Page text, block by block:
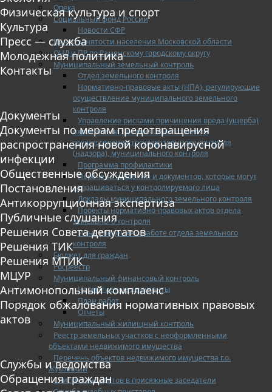
Опека
Социальный фонд России
Новости СФР
Центр занятости населения Московской области
ОНД и ПР по Раменскому городскому округу
Муниципальный земельный контроль
Отдел земельного контроля
Нормативно-правовые акты (НПА), регулирующие
осуществление муниципального земельного
контроля
Управление рисками причинения вреда (ущерба)
охраняемым законом ценностям при
осуществлении государственного контроля
(надзора), муниципального контроля
Программа профилактики
Перечень сведений и документов, которые могут
запрашиваться у контролируемого лица
Доклады муниципального земельного контроля
Проекты нормативно-правовых актов отдела
земельного контроля
Иные сведения о работе отдела земельного
контроля
Бюджет для граждан
Росреестр
Муниципальный финансовый контроль
Нормативные документы
План работ
Отчеты
Муниципальный жилищный контроль
Реестр земельных участков с неоформленными
объектами недвижимого имущества
Перечень объектов недвижимого имущества г.о.
Жуковский
Списки кандидатов в присяжные заседатели
Физическая культура и спорт
Культура
Пресс — служба
Молодежная политика
Контакты
Документы
Документы по мерам предотвращения
распространения новой коронавирусной
инфекции
Общественные обсуждения
Постановления
Антикоррупционная экспертиза
Публичные слушания
Решения Совета депутатов
Решения ТИК
Решения МТИК
МЦУР
Антимонопольный комплаенс
Порядок обжалования нормативных правовых
актов
Службы и ведомства
Обращения граждан